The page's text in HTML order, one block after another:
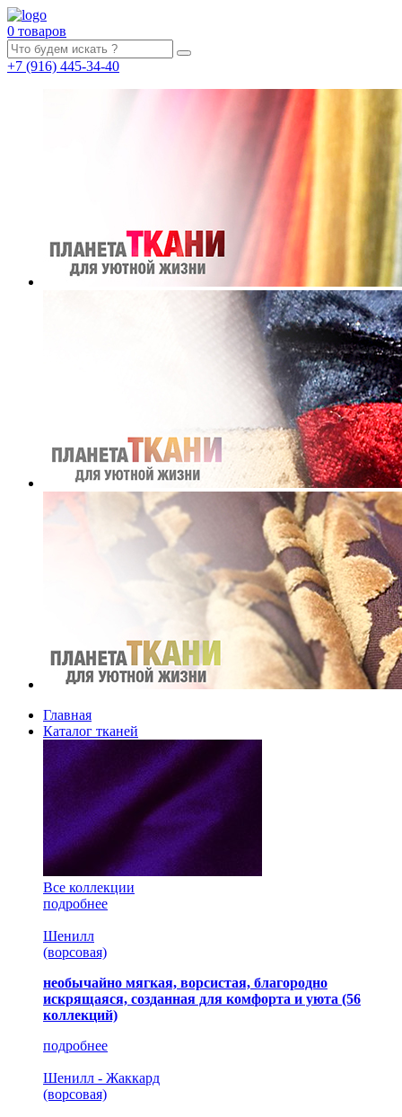
0 товаров
+7 (916) 445-34-40
Главная
Каталог тканей
Все коллекции
подробнее
Шенилл
(ворсовая)
необычайно мягкая, ворсистая, благородно
искрящаяся, созданная для комфорта и уюта (56
коллекций)
подробнее
Шенилл - Жаккард
(ворсовая)